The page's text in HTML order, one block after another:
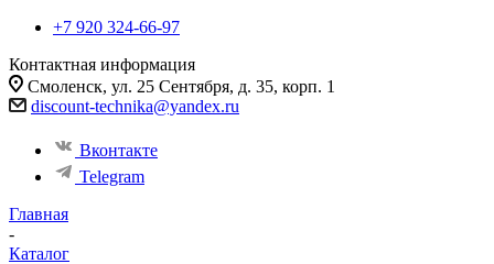
+7 920 324-66-97
Контактная информация
Смоленск, ул. 25 Сентября, д. 35, корп. 1
discount-technika@yandex.ru
Вконтакте
Telegram
Главная
-
Каталог